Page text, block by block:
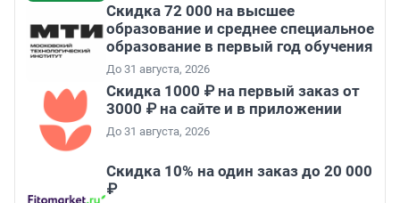
Скидка 72 000 на высшее
образование и среднее специальное
образование в первый год обучения
До 31 августа, 2026
Скидка 1000 ₽ на первый заказ от
3000 ₽ на сайте и в приложении
До 31 августа, 2026
Скидка 10% на один заказ до 20 000
₽